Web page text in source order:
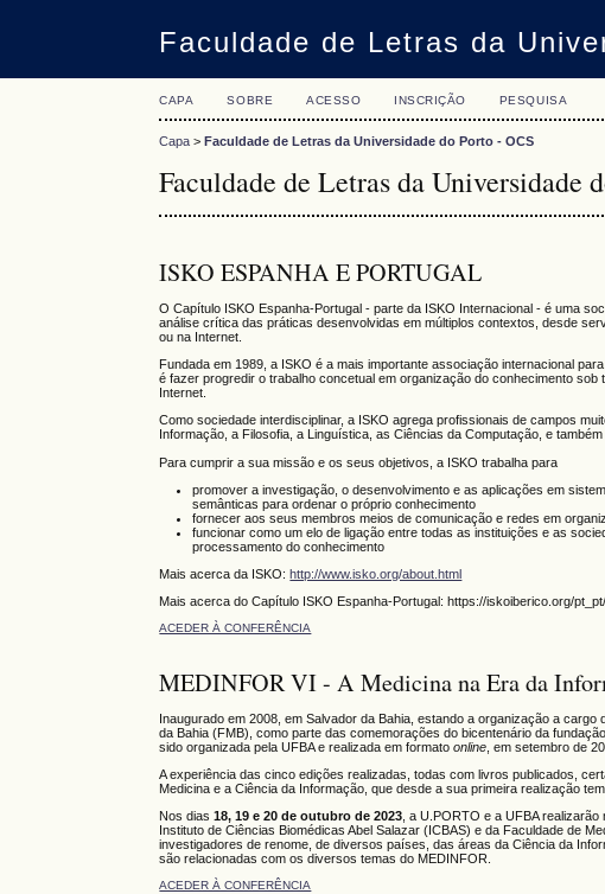
Faculdade de Letras da
CAPA SOBRE ACESSO INSCRIÇÃO PESQUISA
Capa >Faculdade de Letras da Universidade do Porto - OCS
Faculdade de Letras da Universidade
ISKO ESPANHA E PORTUGAL
OCapítulo ISKO Espanha-Portugal - parte da ISKO Internacional - é uma
análise crítica das práticas desenvolvidas em múltiplos contextos, desde
ou na Internet.
Fundada em 1989, a ISKO é a mais importante associação internacional
é fazer progredir o trabalho concetual em organização do conhecimento
Internet.
Como sociedade interdisciplinar, a ISKO agrega profissionais de campos
Informação, a Filosofia, a Linguística, as Ciências da Computação, e
Para cumprir a sua missão e os seus objetivos, a ISKO trabalha para
promover a investigação, o desenvolvimento e as aplicações em
semânticas para ordenar o próprio conhecimento
fornecer aos seus membros meios de comunicação e redes em
funcionar como um elo de ligação entre todas as instituições e as
processamento do conhecimento
Mais acerca da ISKO:http://www.isko.org/about.html
Mais acerca do Capítulo ISKO Espanha-Portugal: https://iskoiberico.org/pt_pt/
ACEDER À CONFERÊNCIA
MEDINFOR VI - A Medicina na Era da
Inaugurado em 2008, em Salvador da Bahia, estando a organização a
da Bahia (FMB), como parte das comemorações do bicentenário da
sido organizada pela UFBA e realizada em formatoonline , em setembro de
A experiência das cinco edições realizadas, todas com livros publicados,
Medicina e a Ciência da Informação, que desde a sua primeira realização
Nos dias18, 19 e 20 de outubro de 2023 , a U.PORTO e a UFBA
Instituto de Ciências Biomédicas Abel Salazar (ICBAS) e da Faculdade de
investigadores de renome, de diversos países, das áreas da Ciência da
são relacionadas com os diversos temas do MEDINFOR.
ACEDER À CONFERÊNCIA